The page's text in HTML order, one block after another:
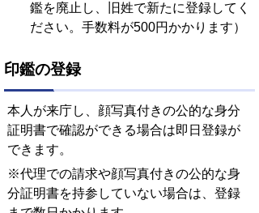
鑑を廃止し、旧姓で新たに登録してく
ださい。手数料が500円かかります）
印鑑の登録
本人が来庁し、顔写真付きの公的な身分
証明書で確認ができる場合は即日登録が
できます。
※代理での請求や顔写真付きの公的な身
分証明書を持参していない場合は、登録